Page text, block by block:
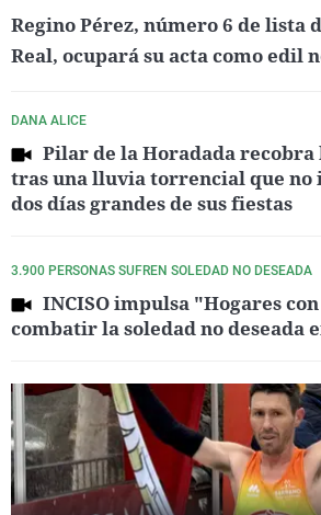
Regino Pérez, número 6 de lista
Real, ocupará su acta como edil
DANA ALICE
Pilar de la Horadada
tras una lluvia torrencial que
dos días grandes de sus fiestas
3.900 PERSONAS SUFREN SOLEDAD NO DESEADA
INCISO impulsa "Hogares
combatir la soledad no deseada